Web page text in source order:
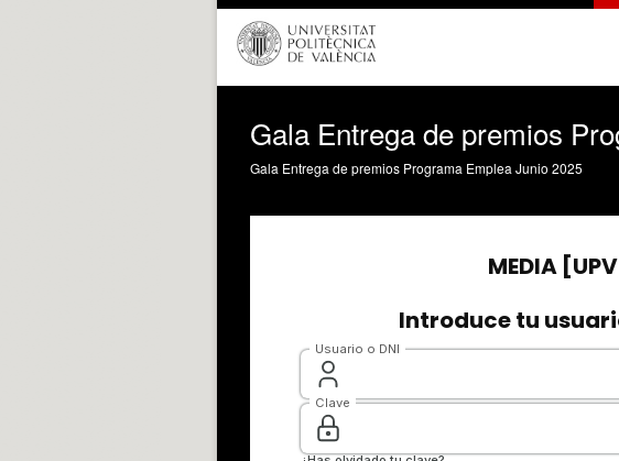
Gala Entrega de premios
Gala Entrega de premios Programa Emplea Junio 2025